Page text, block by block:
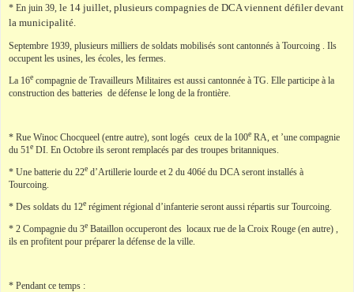
* En juin 39, le 14 juillet, plusieurs compagnies de DCA viennent défiler devant
la municipalité.
Septembre 1939, plusieurs milliers de soldats mobilisés sont cantonnés à Tourcoing . Ils
occupent les usines, les écoles, les fermes.
La 16e compagnie de Travailleurs Militaires est aussi cantonnée à TG. Elle participe à la
construction des batteries de défense le long de la frontière.
* Rue Winoc Chocqueel (entre autre), sont logés ceux de la 100e RA, et ’une compagnie
du 51e DI. En Octobre ils seront remplacés par des troupes britanniques.
* Une batterie du 22e d’Artillerie lourde et 2 du 406é du DCA seront installés à
Tourcoing.
* Des soldats du 12e régiment régional d’infanterie seront aussi répartis sur Tourcoing.
* 2 Compagnie du 3e Bataillon occuperont des locaux rue de la Croix Rouge (en autre) ,
ils en profitent pour préparer la défense de la ville.
* Pendant ce temps :